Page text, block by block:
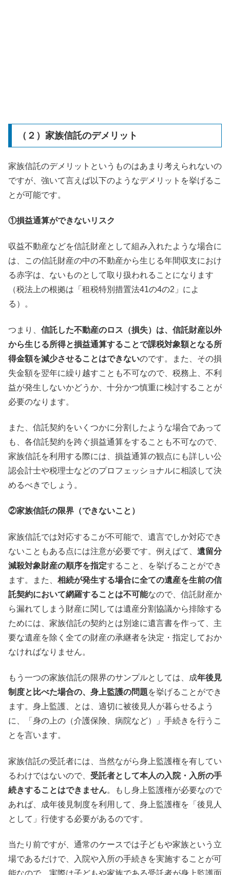
（２）家族信託のデメリット
家族信託のデメリットというものはあまり考えられないの
ですが、強いて言えば以下のようなデメリットを挙げるこ
とが可能です。
①損益通算ができないリスク
収益不動産などを信託財産として組み入れたような場合に
は、この信託財産の中の不動産から生じる年間収支におけ
る赤字は、ないものとして取り扱われることになります
（税法上の根拠は「租税特別措置法41の4の2」によ
る）。
つまり、 信託した不動産のロス（損失）は、信託財産以外
から生じる所得と損益通算することで課税対象額となる所
得金額を減少させることはできないのです。また、その損
失金額を翌年に繰り越すことも不可なので、税務上、不利
益が発生しないかどうか、十分かつ慎重に検討することが
必要のなります。
また、信託契約をいくつかに分割したような場合であって
も、各信託契約を跨ぐ損益通算をすることも不可なので、
家族信託を利用する際には、損益通算の観点にも詳しい公
認会計士や税理士などのプロフェッショナルに相談して決
めるべきでしょう。
②家族信託の限界（できないこと）
家族信託では対応するこが不可能で、遺言でしか対応でき
ないこともある点には注意が必要です。例えばて、 遺留分
減殺対象財産の順序を指定すること、を挙げることができ
ます。また、 相続が発生する場合に全ての遺産を生前の信
託契約において網羅することは不可能なので、信託財産か
ら漏れてしまう財産に関しては遺産分割協議から排除する
ためには、家族信託の契約とは別途に遺言書を作って、主
要な遺産を除く全ての財産の承継者を決定・指定しておか
なければなりません。
もう一つの家族信託の限界のサンプルとしては、成年後見
制度と比べた場合の、身上監護の問題を挙げることができ
ます。身上監護、とは、適切に被後見人が暮らせるよう
に、「身の上の（介護保険、病院など）」手続きを行うこ
とを言います。
家族信託の受託者には、当然ながら身上監護権を有してい
るわけではないので、 受託者として本人の入院・入所の手
続きすることはできません。もし身上監護権が必要なので
あれば、成年後見制度を利用して、身上監護権を「後見人
として」行使する必要があるのです。
当たり前ですが、通常のケースでは子どもや家族という立
場であるだけで、入院や入所の手続きを実施することが可
能なので、実際は子どもや家族である受託者が身上監護面